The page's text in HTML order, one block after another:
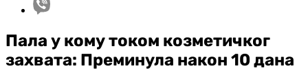
Пала у кому током козметичког
захвата: Преминула након 10 дана